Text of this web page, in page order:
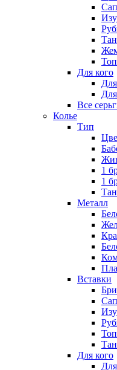
Для кого
Все
Колье
Тип
1
1
Металл
Вставки
Для кого